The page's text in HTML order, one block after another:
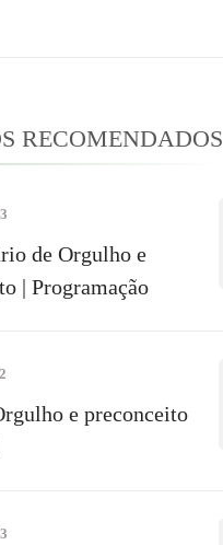
RECOMENDADOS
de Orgulho e
| Programação
e preconceito